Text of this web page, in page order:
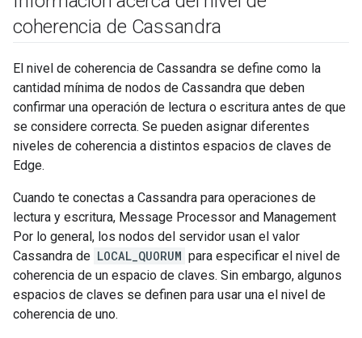
coherencia de Cassandra
El nivel de coherencia de Cassandra se define como la
cantidad mínima de nodos de Cassandra que deben
confirmar una operación de lectura o escritura antes de que
se considere correcta. Se pueden asignar diferentes
niveles de coherencia a distintos espacios de claves de
Edge.
Cuando te conectas a Cassandra para operaciones de
lectura y escritura, Message Processor and Management
Por lo general, los nodos del servidor usan el valor
Cassandra de LOCAL_QUORUM para especificar el nivel de
coherencia de un espacio de claves. Sin embargo, algunos
espacios de claves se definen para usar una el nivel de
coherencia de uno.